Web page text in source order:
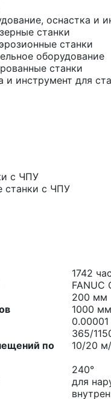
оснастка и
станки
станки
оборудование
станки
и инструмент для
с ЧПУ
станки с ЧПУ
1742
FANUC
200 мм
1000 мм
365/
по
10/20
240°
для